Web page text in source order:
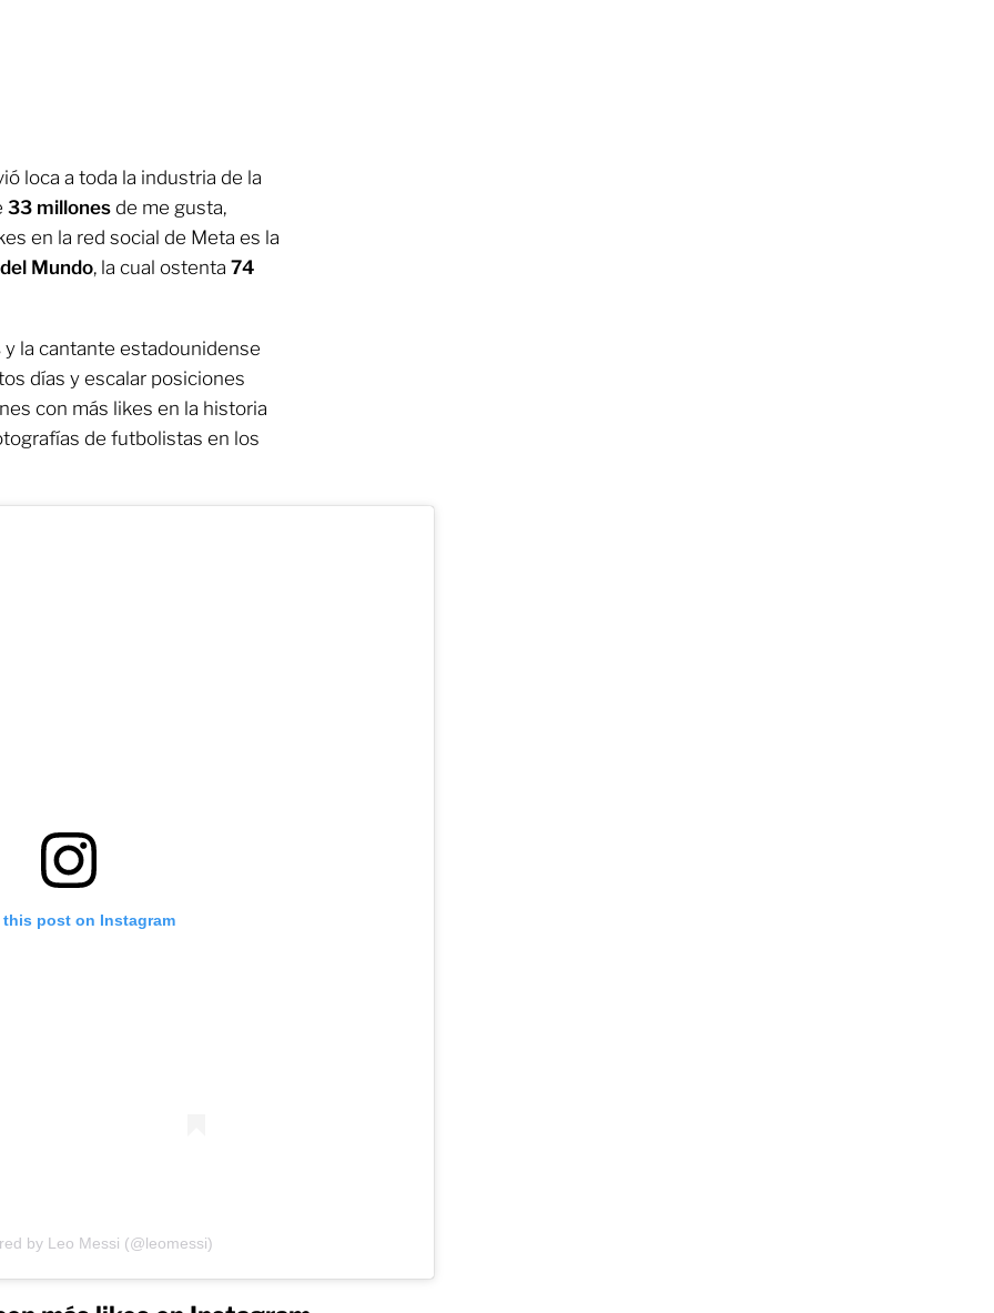
loca a toda la industria de la
33 millones de me gusta,
en la red social de Meta es la
Mundo, la cual ostenta 74
y la cantante estadounidense
días y escalar posiciones
con más likes en la historia
de futbolistas en los
this post on Instagram
by Leo Messi (@leomessi)